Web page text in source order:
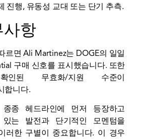
진행, 유동성 교대 또는 단기 추측.
항
르면 Ali Martinez는 DOGE의 일일
구매 신호를 표시했습니다. 또한
인된 무효화/지원 수준이
합니다.
종 헤드라인에 먼저 등장하고
는 발전과 단기적인 모멘텀을
러한 구별이 중요합니다. 이 경우